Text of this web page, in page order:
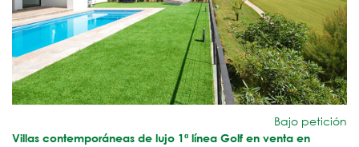
Bajo petición
Villas contemporáneas de lujo 1ª línea Golf en venta en